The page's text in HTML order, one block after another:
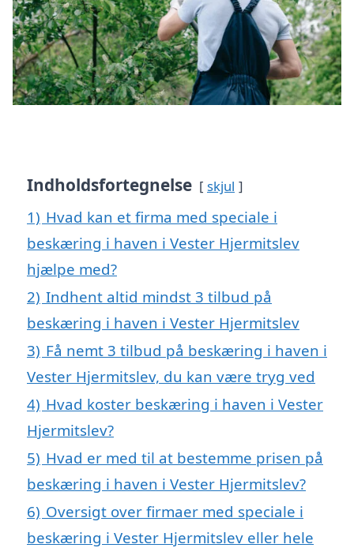
Indholdsfortegnelse skjul
1) Hvad kan et firma med speciale i
beskæring i haven i Vester Hjermitslev
hjælpe med?
2) Indhent altid mindst 3 tilbud på
beskæring i haven i Vester Hjermitslev
3) Få nemt 3 tilbud på beskæring i haven i
Vester Hjermitslev, du kan være tryg ved
4) Hvad koster beskæring i haven i Vester
Hjermitslev?
5) Hvad er med til at bestemme prisen på
beskæring i haven i Vester Hjermitslev?
6) Oversigt over firmaer med speciale i
beskæring i Vester Hjermitslev eller hele